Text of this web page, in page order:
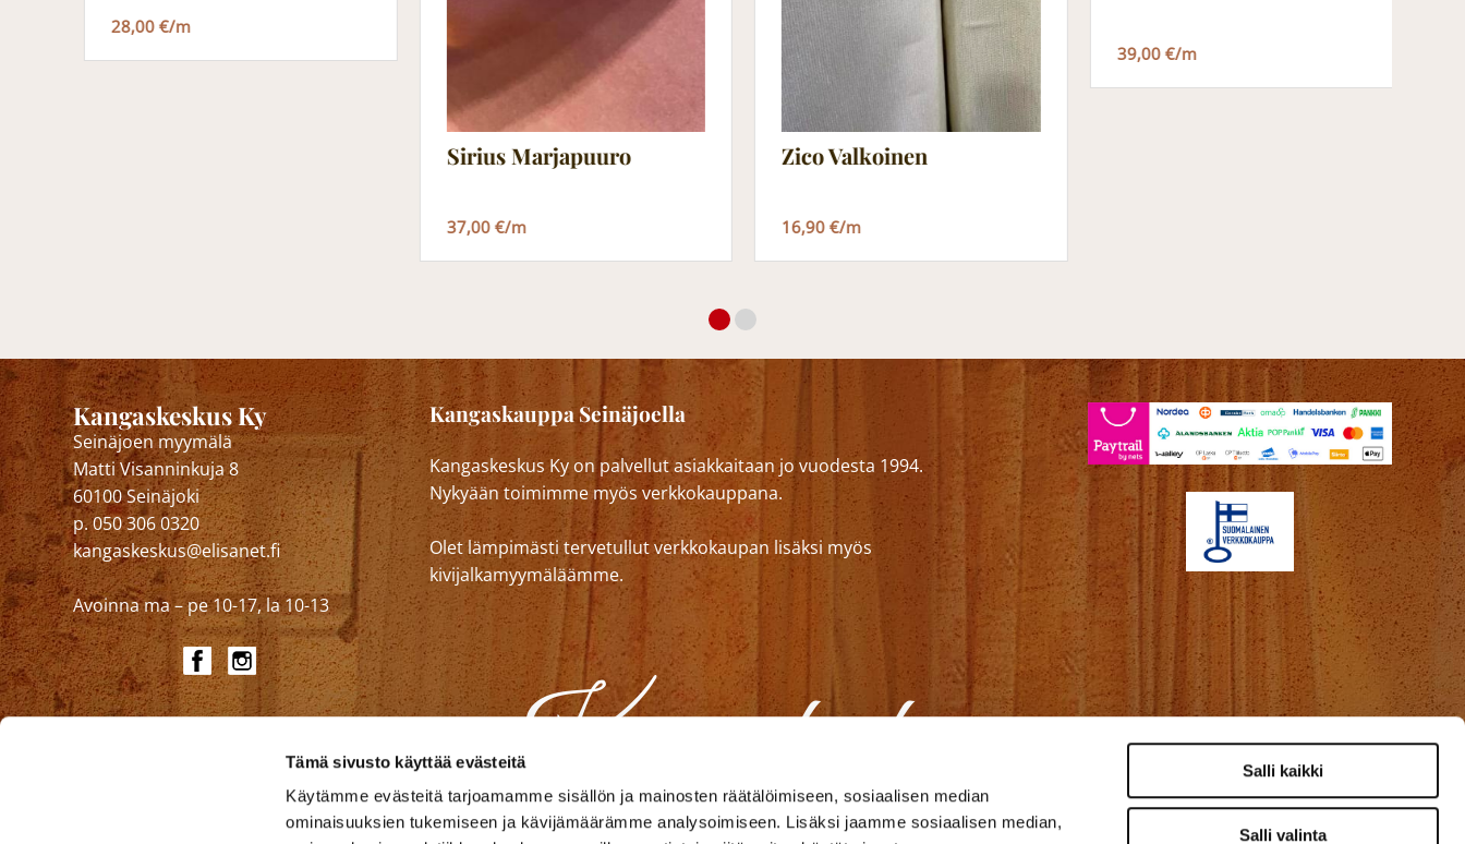
Tämä sivusto käyttää evästeitä
Käytämme evästeitä tarjoamamme sisällön ja mainosten räätälöimiseen, sosiaalisen median
ominaisuuksien tukemiseen ja kävijämäärämme analysoimiseen. Lisäksi jaamme sosiaalisen median,
Salli kaikki
Salli valinta
28,00 €/m
Sirius Marjapuuro
37,00 €/m
Zico Valkoinen
16,90 €/m
39,00 €/m
Kangaskeskus Ky
Seinäjoen myymälä
Matti Visanninkuja 8
60100 Seinäjoki
p. 050 306 0320
kangaskeskus@elisanet.fi
Avoinna ma – pe 10-17, la 10-13
Kangaskauppa Seinäjoella
Kangaskeskus Ky on palvellut asiakkaitaan jo vuodesta 1994.
Nykyään toimimme myös verkkokauppana.
Olet lämpimästi tervetullut verkkokaupan lisäksi myös
kivijalkamyymäläämme.